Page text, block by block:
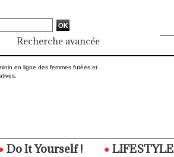
Recherche avancée
Do It Yourself ! LIFESTYLE